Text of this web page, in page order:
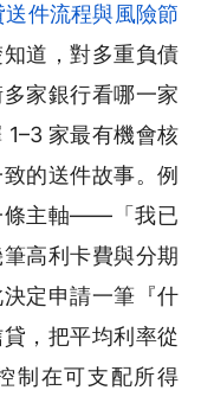
件流程與風險節
道，對多重負債
家銀行看哪一家
家最有機會核
的送件故事。例
條主軸——「我已
高利卡費與分期
定申請一筆『什
，把平均利率從
制在可支配所得